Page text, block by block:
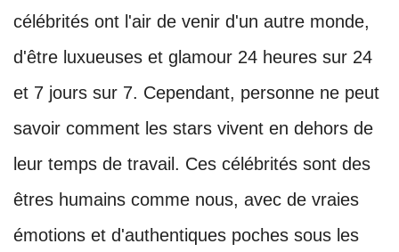
célébrités ont l'air de venir d'un autre monde,
d'être luxueuses et glamour 24 heures sur 24
et 7 jours sur 7. Cependant, personne ne peut
savoir comment les stars vivent en dehors de
leur temps de travail. Ces célébrités sont des
êtres humains comme nous, avec de vraies
émotions et d'authentiques poches sous les